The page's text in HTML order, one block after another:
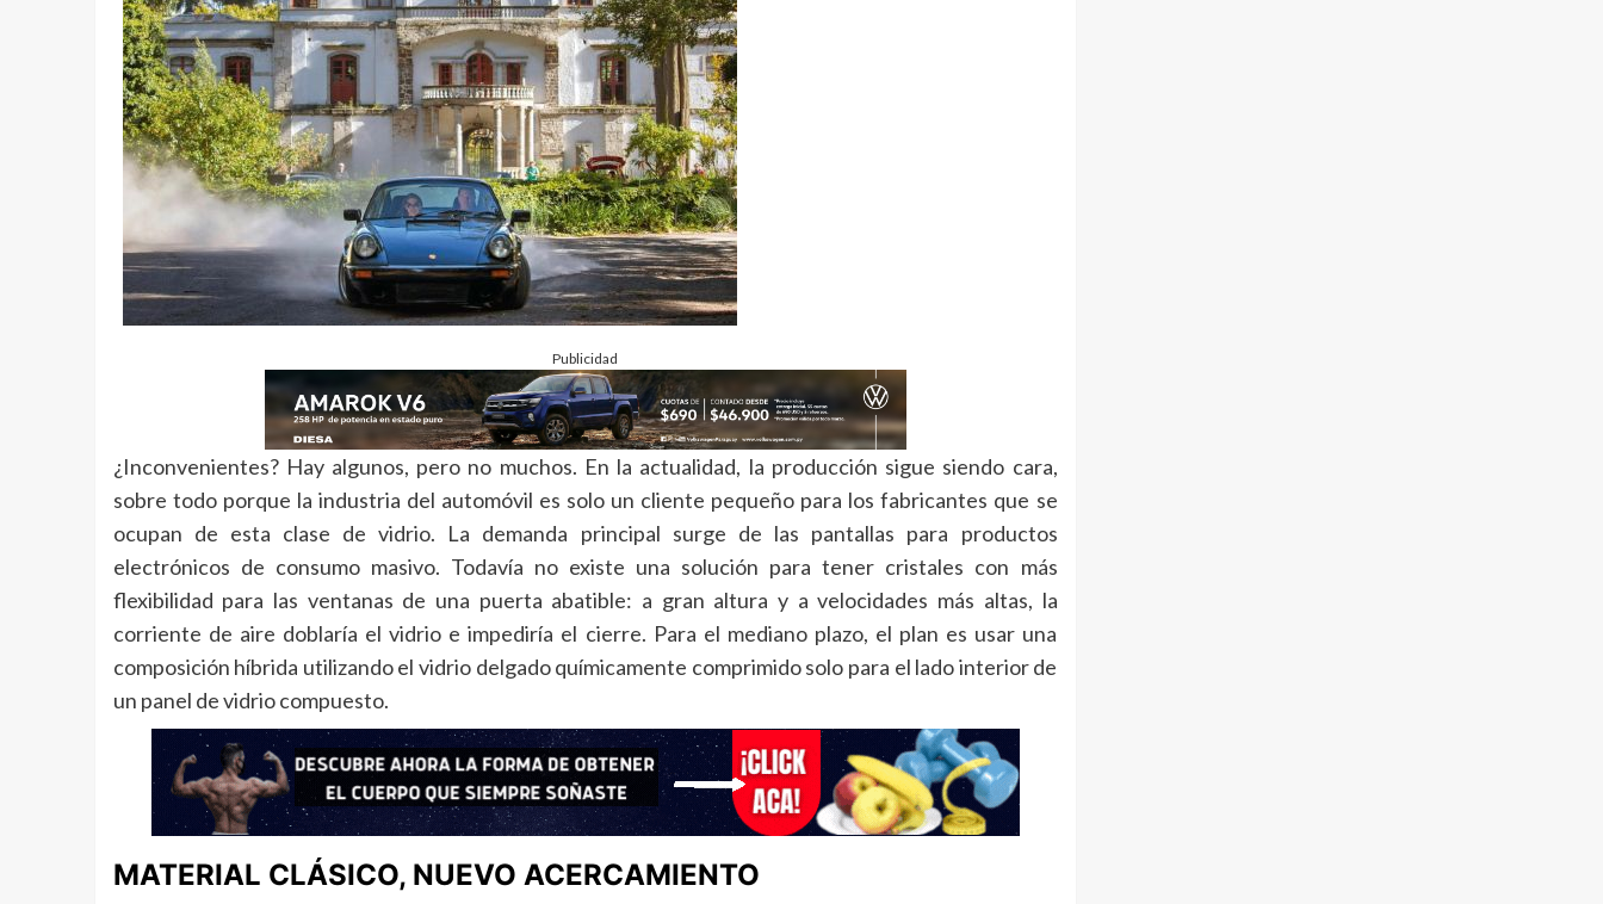
Publicidad
¿Inconvenientes? Hay algunos, pero no muchos. En la actualidad, la producción sigue siendo cara,
sobre todo porque la industria del automóvil es solo un cliente pequeño para los fabricantes que se
ocupan de esta clase de vidrio. La demanda principal surge de las pantallas para productos
electrónicos de consumo masivo. Todavía no existe una solución para tener cristales con más
flexibilidad para las ventanas de una puerta abatible: a gran altura y a velocidades más altas, la
corriente de aire doblaría el vidrio e impediría el cierre. Para el mediano plazo, el plan es usar una
composición híbrida utilizando el vidrio delgado químicamente comprimido solo para el lado interior de
un panel de vidrio compuesto.
MATERIAL CLÁSICO, NUEVO ACERCAMIENTO